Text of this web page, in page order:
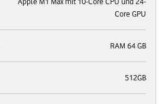
Core GPU
RAM 64 GB
512GB